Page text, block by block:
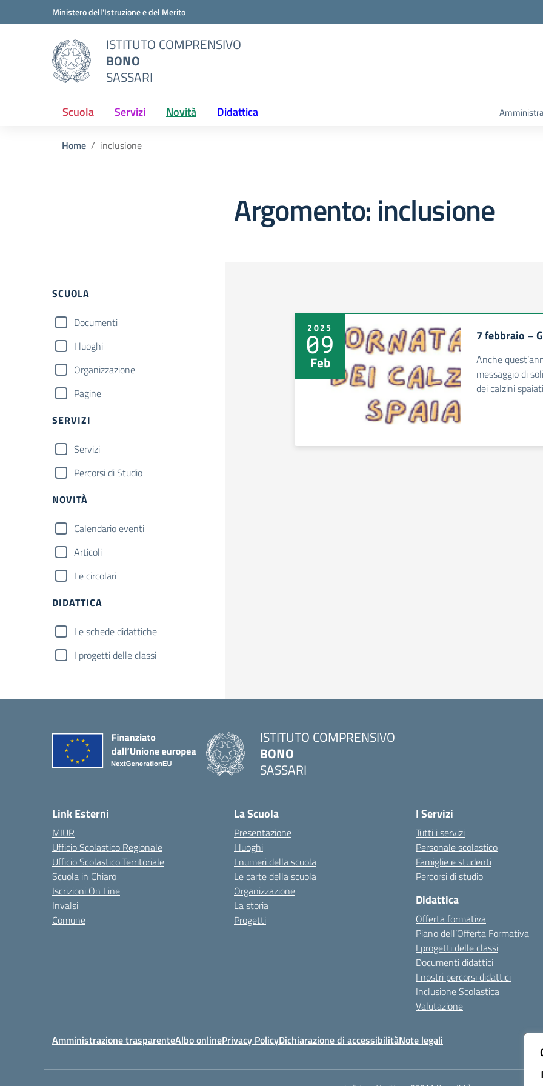
Vai ai contenuti
Vai al menu di navigazioneMinistero dell'Istruzione e del Merito
ISTITUTO COMPRENSIVO
BONO
SASSARI
Scuola Servizi Novità Didattica
Home inclusione
Argomento: inclusione
Filtri
SCUOLA
Documenti
I luoghi
Organizzazione
Pagine
SERVIZI
Servizi
Percorsi di Studio
NOVITÀ
Calendario eventi
Articoli
Le circolari
DIDATTICA
Le schede didattiche
I progetti delle classi
2025
09
Feb
7 febbraio –
Anche
messaggio di
dei calzini spaiati
ISTITUTO COMPRENSIVO
BONO
SASSARI
Link Esterni
MIUR
Ufficio Scolastico Regionale
Ufficio Scolastico Territoriale
Scuola in Chiaro
Iscrizioni On Line
Invalsi
Comune
La Scuola
Presentazione
I luoghi
I numeri della scuola
Le carte della scuola
Organizzazione
La storia
Progetti
I Servizi
Tutti i servizi
Personale scolastico
Famiglie e studenti
Percorsi di studio
Didattica
Offerta formativa
Piano dell’Offerta Formativa
I progetti delle classi
Documenti didattici
I nostri percorsi didattici
Inclusione Scolastica
Valutazione
Amministrazione trasparenteAlbo onlinePrivacy PolicyDichiarazione di accessibilitàNote legali